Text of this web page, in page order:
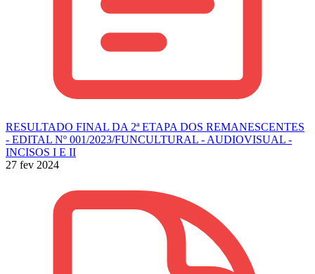
RESULTADO FINAL DA 2ª ETAPA DOS REMANESCENTES
- EDITAL Nº 001/2023/FUNCULTURAL - AUDIOVISUAL -
INCISOS I E II
27 fev 2024